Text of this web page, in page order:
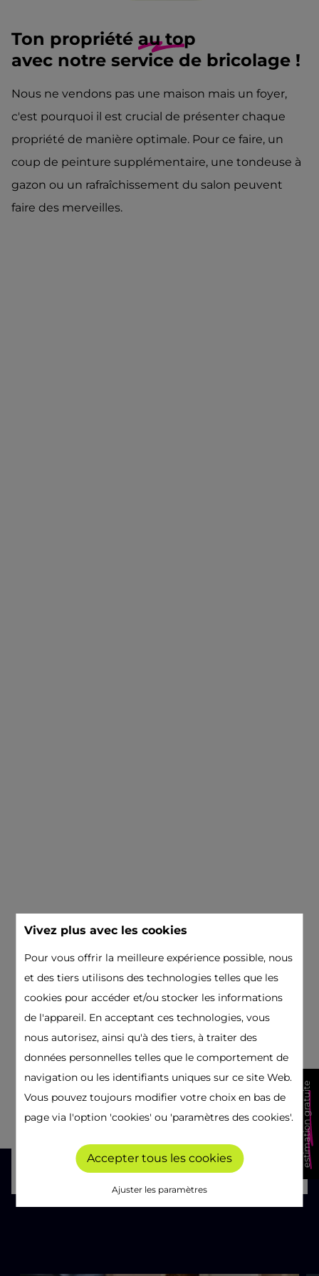
Vivez plus avec les cookies
Pour vous offrir la meilleure expérience possible, nous
et des tiers utilisons des technologies telles que les
cookies pour accéder et/ou stocker les informations
de l'appareil. En acceptant ces technologies, vous
nous autorisez, ainsi qu'à des tiers, à traiter des
données personnelles telles que le comportement de
navigation ou les identifiants uniques sur ce site Web.
Vous pouvez toujours modifier votre choix en bas de
page via l'option 'cookies' ou 'paramètres des cookies'.
Accepter tous les cookies
Ajuster les paramètres
recherche
blog
faq
connexion propriétaires
Ton propriété au top
avec notre service de bricolage !
Nous ne vendons pas une maison mais un foyer,
c'est pourquoi il est crucial de présenter chaque
propriété de manière optimale. Pour ce faire, un
coup de peinture supplémentaire, une tondeuse à
gazon ou un rafraîchissement du salon peuvent
faire des merveilles.
estimation gratuite